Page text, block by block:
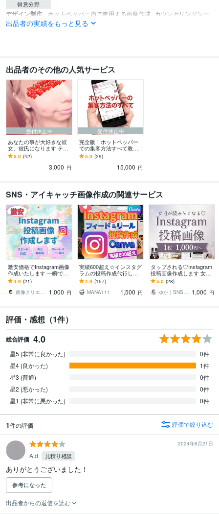
得意分野
デザイン制作 ホットペッパー内で使用する画像作成
カウンセリングシー
ト、同意書作成
出品者の実績をもっと見る
出品者のその他の人気サービス
受付休止中
あなたの事が大好きな彼
女、彼氏になります テキ
ストチャットでラブラブ
トークしましょ♡
5.0 (42)
3,000 円
受付休止中
完全版！ホットペッパー
での集客方法すべて教え
ます 文章1つで来店の有無
が変わります！改善箇所
も細かくコンサル！
5.0 (29)
15,000 円
SNS・アイキャッチ画像作成の関連サービス
激安価格でInstagram画像
作成いたします 一瞬で見
た人の目を引く魅力的なIn
stagram画像
4.9 (21)
画像クリエイターあさみ
1,000 円
実績600超え☆インスタグ
ラムの投稿作成代行しま
す Instagram運用OK☆フ
ィード・リールCanva制
作
4.9 (157)
MANA111
1,500 円
タップされる♡Instagram
投稿画像作成します 女性
向け｜世界観を整えて集
客サポート
5.0 (28)
ゆか｜SNS・資料デザイン
1,000 円
評価・感想（1件）
総合評価 4.0
星5 (非常に良かった)
0件
星4 (良かった)
1件
星3 (普通)
0件
星2 (悪かった)
0件
星1 (非常に悪かった)
0件
1件の評価 評価で絞り込む
2024年8月21日
Atd 見積り相談
ありがとうございました！
参考になった
出品者からの返信を読む